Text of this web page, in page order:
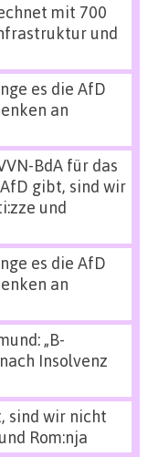
mit 700
und
es die AfD
an
BdA für das
gibt, sind wir
und
es die AfD
an
„B-
Insolvenz
sind wir nicht
Rom:nja